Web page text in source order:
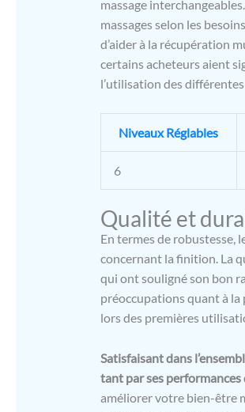
massage
massages selon les
d’aider à la récupération
certains acheteurs aient
l’utilisation des
Niveaux Réglables
6
Qualité et
En termes de robustesse,
concernant la finition. La
qui ont souligné son bon
préoccupations quant à la
lors des premières
Satisfaisant dans
tant par ses
améliorer votre bien-être